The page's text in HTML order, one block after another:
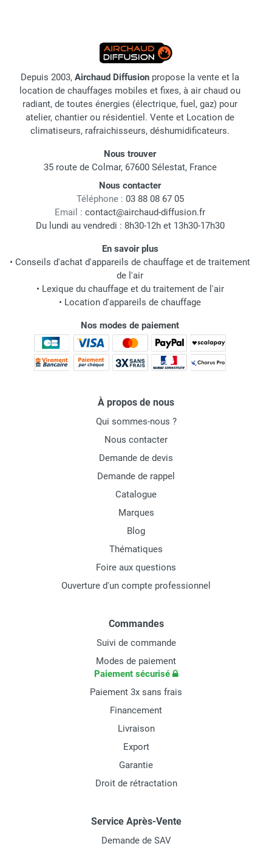
Depuis 2003, Airchaud Diffusion propose la vente et la
location de chauffages mobiles et fixes, à air chaud ou
radiant, de toutes énergies (électrique, fuel, gaz) pour
atelier, chantier ou résidentiel. Vente et Location de
climatiseurs, rafraichisseurs, déshumidificateurs.
Nous trouver
35 route de Colmar, 67600 Sélestat, France
Nous contacter
Téléphone : 03 88 08 67 05
Email : contact@airchaud-diffusion.fr
Du lundi au vendredi : 8h30-12h et 13h30-17h30
En savoir plus
• Conseils d'achat d'appareils de chauffage et de traitement
de l'air
• Lexique du chauffage et du traitement de l'air
• Location d'appareils de chauffage
Nos modes de paiement
À propos de nous
Qui sommes-nous ?
Nous contacter
Demande de devis
Demande de rappel
Catalogue
Marques
Blog
Thématiques
Foire aux questions
Ouverture d'un compte professionnel
Commandes
Suivi de commande
Modes de paiement
Paiement sécurisé
Paiement 3x sans frais
Financement
Livraison
Export
Garantie
Droit de rétractation
Service Après-Vente
Demande de SAV